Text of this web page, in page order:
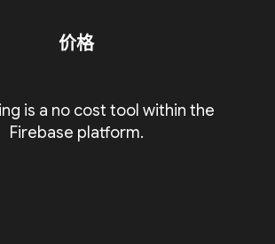
价格
is a no cost tool within the
Firebase platform.